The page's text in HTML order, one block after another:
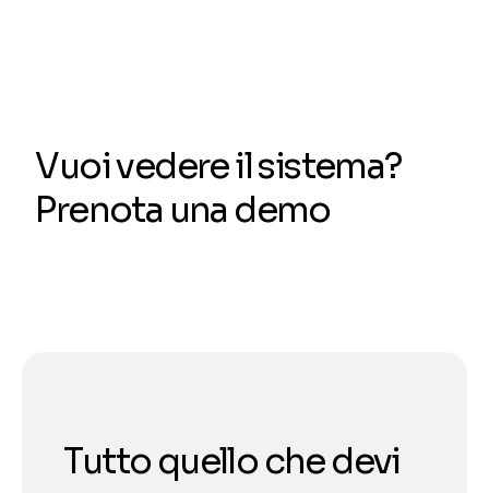
Vuoi vedere il sistema?
Prenota una demo
Tutto quello che devi